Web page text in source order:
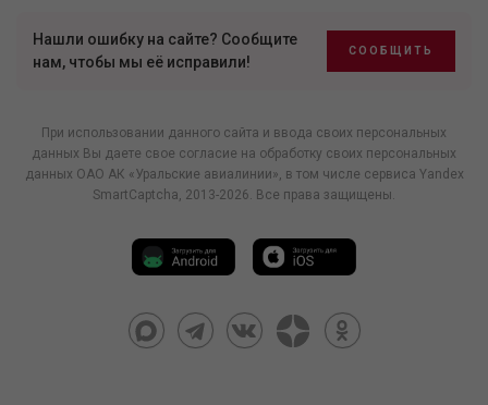
Нашли ошибку на сайте? Сообщите
нам, чтобы мы её исправили!
СООБЩИТЬ
При использовании данного сайта и ввода своих персональных
данных Вы даете свое согласие на обработку своих персональных
данных ОАО АК «Уральские авиалинии», в том числе сервиса Yandex
SmartCaptcha, 2013-2026. Все права защищены.